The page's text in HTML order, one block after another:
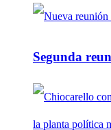
Segunda